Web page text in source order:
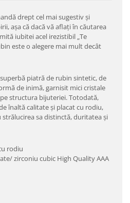
drept cel mai sugestiv şi
aşa că dacă vă aflaţi în căutarea
iubitei acel irezistibil „Te
este o alegere mai mult decât
piatră de rubin sintetic, de
de inimă, garnisit mici cristale
structura bijuteriei. Totodată,
înaltă calitate şi placat cu rodiu,
sa distinctă, duritatea şi
rodiu
zirconiu cubic High Quality AAA